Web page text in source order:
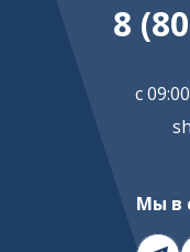
8
с
Мы в